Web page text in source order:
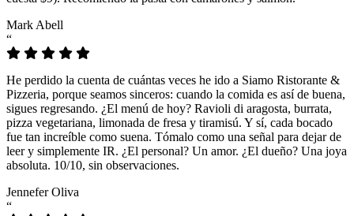
Mark Abell
“
He perdido la cuenta de cuántas veces he ido a Siamo Ristorante &
Pizzeria, porque seamos sinceros: cuando la comida es así de buena,
sigues regresando. ¿El menú de hoy? Ravioli di aragosta, burrata,
pizza vegetariana, limonada de fresa y tiramisú. Y sí, cada bocado
fue tan increíble como suena. Tómalo como una señal para dejar de
leer y simplemente IR. ¿El personal? Un amor. ¿El dueño? Una joya
absoluta. 10/10, sin observaciones.
Jennefer Oliva
“